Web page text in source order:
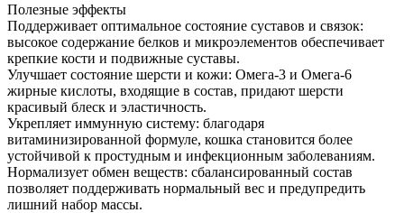
Полезные эффекты
Поддерживает оптимальное состояние суставов и связок:
высокое содержание белков и микроэлементов обеспечивает
крепкие кости и подвижные суставы.
Улучшает состояние шерсти и кожи: Омега-3 и Омега-6
жирные кислоты, входящие в состав, придают шерсти
красивый блеск и эластичность.
Укрепляет иммунную систему: благодаря
витаминизированной формуле, кошка становится более
устойчивой к простудным и инфекционным заболеваниям.
Нормализует обмен веществ: сбалансированный состав
позволяет поддерживать нормальный вес и предупредить
лишний набор массы.